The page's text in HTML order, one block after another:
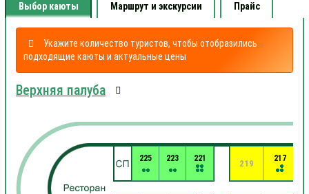
Выбор каюты Маршрут и экскурсии Прайс
Укажите количество туристов, чтобы отобразились
подходящие каюты и актуальные цены
Верхняя палуба
217
219
221
223
225